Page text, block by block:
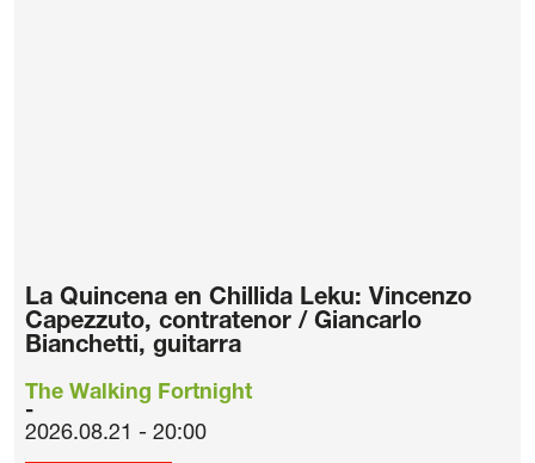
La Quincena en Chillida Leku: Vincenzo
Capezzuto, contratenor / Giancarlo
Bianchetti, guitarra
The Walking Fortnight
2026.08.21 - 20:00